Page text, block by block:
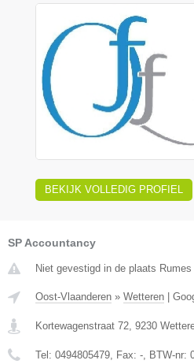
BEKIJK VOLLEDIG PROFIEL
SP Accountancy
Niet gevestigd in de plaats
Oost-Vlaanderen » Wetteren
Kortewagenstraat 72 9230
Tel: 0494805479 , Fax: - , BTW-nr: